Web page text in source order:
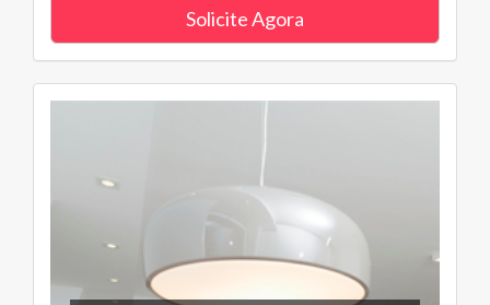
Solicite Agora